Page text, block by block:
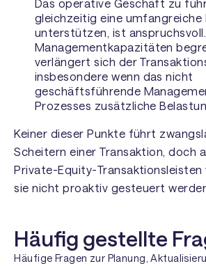
Das operative Geschäft zu
gleichzeitig eine umfangreiche
unterstützen, ist
Managementkapazitäten
verlängert sich der
insbesondere wenn das nicht
geschäftsführende
Prozesses zusätzliche
Keiner dieser Punkte führt
Scheitern einer Transaktion, doch
Private-Equity-Transaktionsleisten
sie nicht proaktiv gesteuert
Häufig gestellte
Häufige Fragen zur Planung,